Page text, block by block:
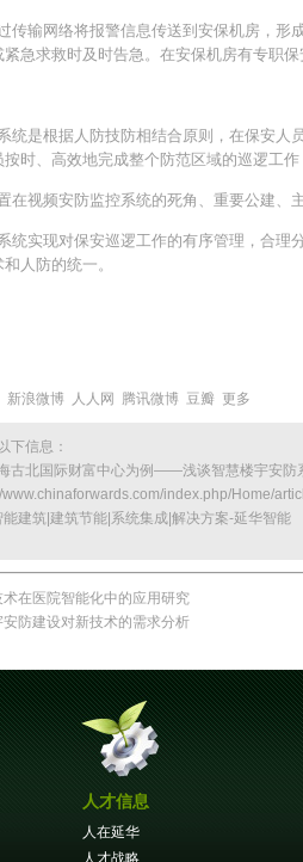
网络将报警信息传送到安保机房，形成
急求救时及时告急。在安保机房有专职保
根据人防技防相结合原则，在保安人员
时、高效地完成整个防范区域的巡逻工
频安防监控系统的死角、重要公建、主
现对保安巡逻工作的有序管理，合理分
人防的统一。
新浪微博 人人网 腾讯微博 豆瓣 更多
下信息：
古北国际财富中心为例——浅谈智慧楼宇安防
www.chinaforwards.com/index.php/Home/
建筑|建筑节能|系统集成|解决方案-延华智能
术在医院智能化中的应用研究
安防建设对新技术的需求分析
人才信息
人在延华
人才战略